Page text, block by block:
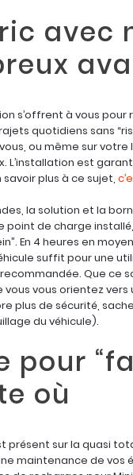
avec
s’offrent à vous pour
quotidiens sans
ou même sur votre
est
plus à ce sujet,
la solution et la
de charge
En 4 heures en
suffit pour une
Que ce
vous orientez
plus de sécurité,
du véhicule).
pour
où
présent sur la quasi
maintenance de